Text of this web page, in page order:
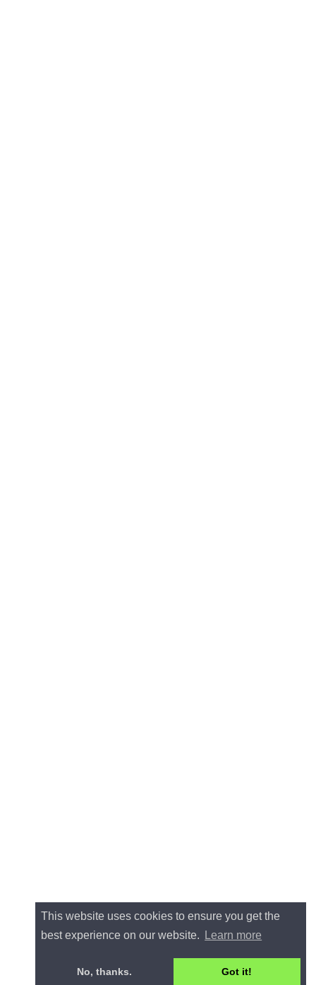
This website uses cookies to ensure you get the
best experience on our website.
Learn more
No, thanks. Got it!